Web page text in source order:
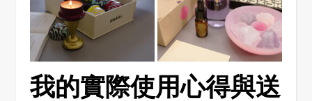
我的實際使用心得與送